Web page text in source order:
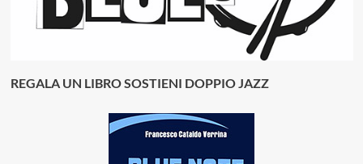
REGALA UN LIBRO SOSTIENI DOPPIO JAZZ